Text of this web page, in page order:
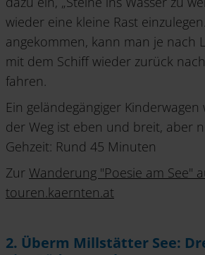
wieder eine kleine Rast
angekommen, kann man je nach
mit dem Schiff wieder zurück
fahren.
Ein geländegängiger
der Weg ist eben und breit, aber
Gehzeit: Rund 45 Minuten
Zur Wanderung "Poesie am See"
touren.kaernten.at
2. Überm Millstätter See: